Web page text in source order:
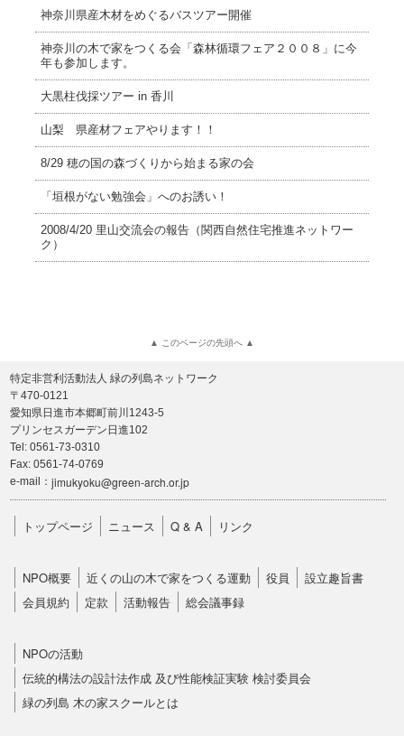
神奈川県産木材をめぐるバスツアー開催
神奈川の木で家をつくる会「森林循環フェア２００８」に今
年も参加します。
大黒柱伐採ツアー in 香川
山梨 県産材フェアやります！！
8/29 穂の国の森づくりから始まる家の会
「垣根がない勉強会」へのお誘い！
2008/4/20 里山交流会の報告（関西自然住宅推進ネットワー
ク）
▲ このページの先頭へ ▲
特定非営利活動法人 緑の列島ネットワーク
〒470-0121
愛知県日進市本郷町前川1243-5
プリンセスガーデン日進102
Tel: 0561-73-0310
Fax: 0561-74-0769
e-mail： jimukyoku@green-arch.or.jp
トップページ ニュース Q & A リンク
NPO概要 近くの山の木で家をつくる運動 役員
設立趣旨書
会員規約
定款 活動報告 総会議事録
NPOの活動
伝統的構法の設計法作成 及び性能検証実験 検討委員会
緑の列島 木の家スクールとは